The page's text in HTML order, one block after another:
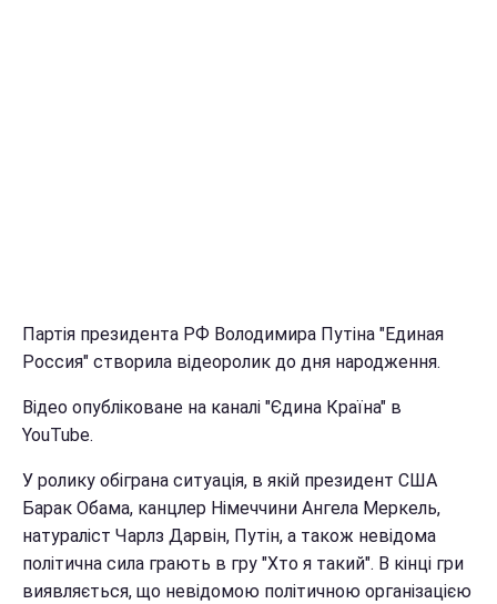
Партія президента РФ Володимира Путіна "Единая
Россия" створила відеоролик до дня народження.
Відео опубліковане на каналі "Єдина Країна" в
YouTube.
У ролику обіграна ситуація, в якій президент США
Барак Обама, канцлер Німеччини Ангела Меркель,
натураліст Чарлз Дарвін, Путін, а також невідома
політична сила грають в гру "Хто я такий". В кінці гри
виявляється, що невідомою політичною організацією